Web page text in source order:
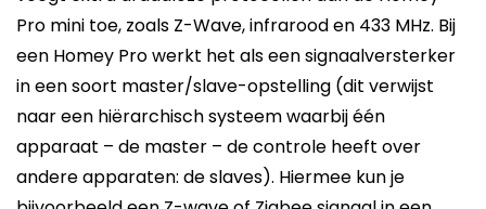
Pro mini toe, zoals Z-Wave, infrarood en 433 MHz. Bij
een Homey Pro werkt het als een signaalversterker
in een soort master/slave-opstelling (dit verwijst
naar een hiërarchisch systeem waarbij één
apparaat – de master – de controle heeft over
andere apparaten: de slaves). Hiermee kun je